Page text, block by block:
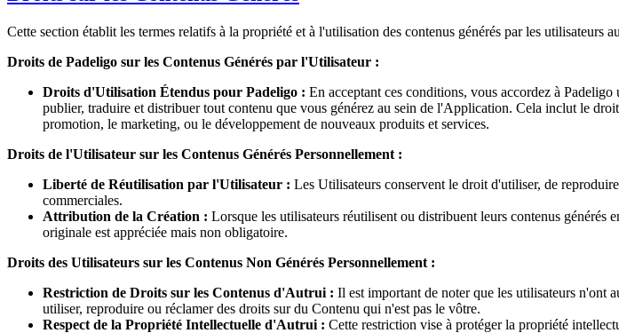
Cette section établit les termes relatifs à la propriété et à l'utilisation des contenus générés par les utilisateurs
Droits de Padeligo sur les Contenus Générés par l'Utilisateur :
Droits d'Utilisation Étendus pour Padeligo : En acceptant ces conditions, vous accordez à
publier, traduire et distribuer tout contenu que vous générez au sein de l'Application. Cela inclut le
promotion, le marketing, ou le développement de nouveaux produits et services.
Droits de l'Utilisateur sur les Contenus Générés Personnellement :
Liberté de Réutilisation par l'Utilisateur : Les Utilisateurs conservent le droit d'utiliser, de
commerciales.
Attribution de la Création : Lorsque les utilisateurs réutilisent ou distribuent leurs contenus
originale est appréciée mais non obligatoire.
Droits des Utilisateurs sur les Contenus Non Générés Personnellement :
Restriction de Droits sur les Contenus d'Autrui : Il est important de noter que les utilisateurs n'ont
utiliser, reproduire ou réclamer des droits sur du Contenu qui n'est pas le vôtre.
Respect de la Propriété Intellectuelle d'Autrui : Cette restriction vise à protéger la propriété